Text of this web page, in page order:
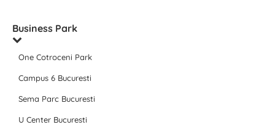
Business Park
One Cotroceni Park
Campus 6 Bucuresti
Sema Parc Bucuresti
U Center Bucuresti